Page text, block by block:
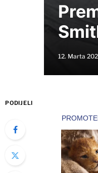
12. Marta
PODIJELI